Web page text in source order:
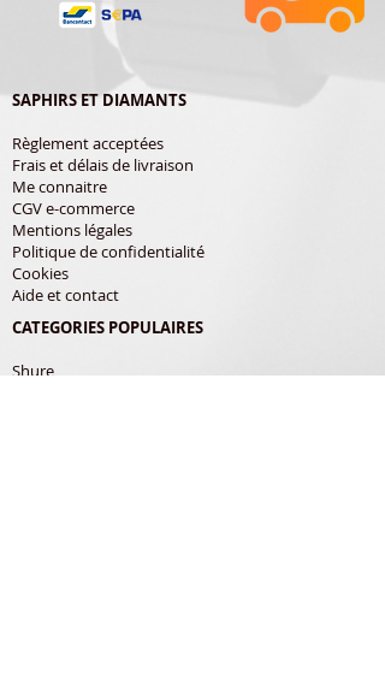
SAPHIRS ET DIAMANTS
Règlement acceptées
Frais et délais de livraison
Me connaitre
CGV e-commerce
Mentions légales
Politique de confidentialité
Cookies
Aide et contact
CATEGORIES POPULAIRES
Shure